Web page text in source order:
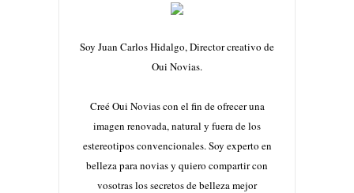
Soy Juan Carlos Hidalgo, Director creativo de
Oui Novias.
Creé Oui Novias con el fin de ofrecer una
imagen renovada, natural y fuera de los
estereotipos convencionales. Soy experto en
belleza para novias y quiero compartir con
vosotras los secretos de belleza mejor